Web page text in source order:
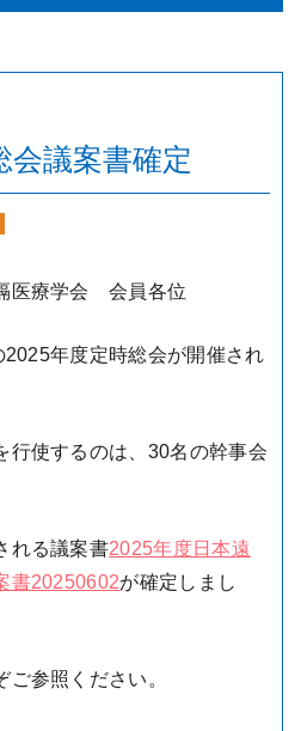
会議案書確定
医療学会 会員各位
年度定時総会が開催され
行使するのは、30名の幹事会
れる議案書2025年度日本遠
書20250602が確定しまし
参照ください。